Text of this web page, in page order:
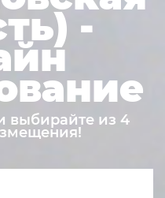
-
выбирайте из 4